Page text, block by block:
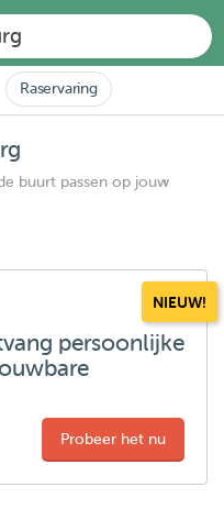
Raservaring
buurt passen op jouw
NIEUW!
persoonlijke
Probeer het nu